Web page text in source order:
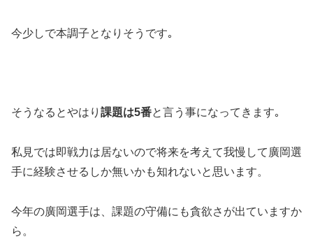
今少しで本調子となりそうです｡
そうなるとやはり 課題は5番と言う事になってきます｡
私見では即戦力は居ないので将来を考えて我慢して廣岡選
手に経験させるしか無いかも知れないと思います。
今年の廣岡選手は、課題の守備にも貪欲さが出ていますか
ら。